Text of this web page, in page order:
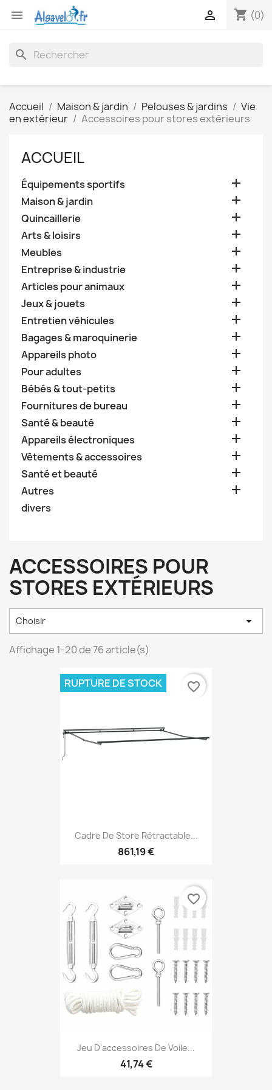
 shopping_cart (0)

search
Accueil Maison & jardin Pelouses & jardins
Vie
en extérieur
Accessoires pour stores extérieurs
ACCUEIL
Équipements sportifs 
Maison & jardin 
Quincaillerie 
Arts & loisirs 
Meubles 
Entreprise & industrie 
Articles pour animaux 
Jeux & jouets 
Entretien véhicules 
Bagages & maroquinerie 
Appareils photo 
Pour adultes 
Bébés & tout-petits 
Fournitures de bureau 
Santé & beauté 
Appareils électroniques 
Vêtements & accessoires 
Santé et beauté 
Autres 
divers
ACCESSOIRES POUR
STORES EXTÉRIEURS
Choisir 
Affichage 1-20 de 76 article(s)
Cadre De Store Rétractable...
861,19 €
RUPTURE DE STOCK favorite_border
Jeu D'accessoires De Voile...
41,74 €
favorite_border